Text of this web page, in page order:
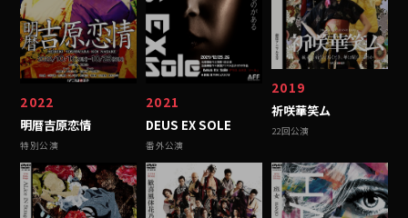
2022
明暦吉原恋情
特別公演
2021
DEUS EX SOLE
番外公演
2019
祈咲華笑ム
22回公演